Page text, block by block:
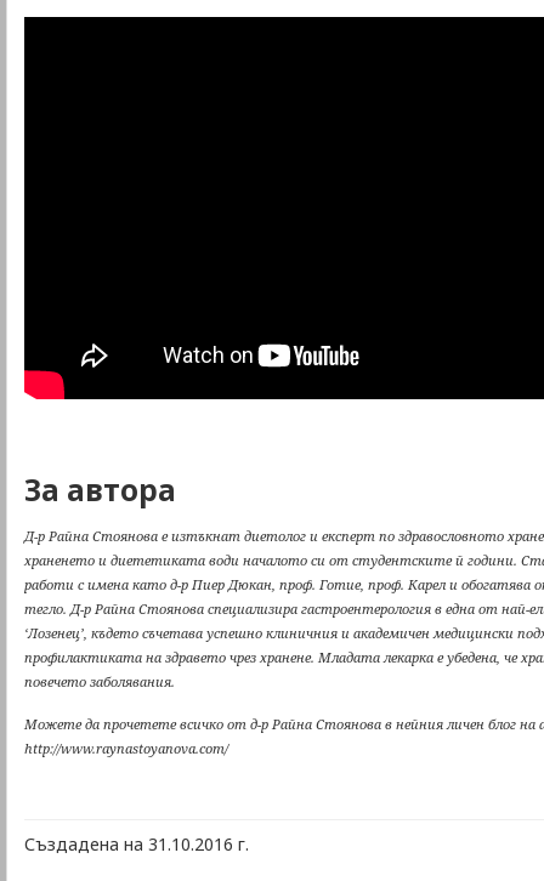
За автора
Д-р Райна Стоянова е изтъкнат диетолог и експерт по здравословното
храненето и диететиката води началото си от студентските й години.
работи с имена като д-р Пиер Дюкан, проф. Готие, проф. Карел и обогатява
тегло. Д-р Райна Стоянова специализира гастроентерология в една от
‘Лозенец’, където съчетава успешно клиничния и академичен медицински
профилактиката на здравето чрез хранене. Младата лекарка е убедена, че
повечето заболявания.
Можете да прочетете всичко от д-р Райна Стоянова в нейния личен блог на
http://www.raynastoyanova.com/
Създадена на 31.10.2016 г.